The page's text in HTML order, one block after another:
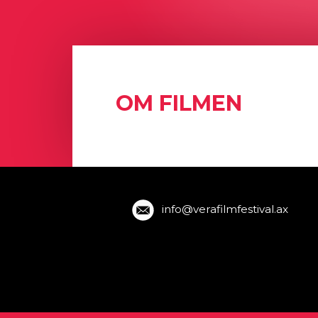
OM FILMEN
info@verafilmfestival.ax